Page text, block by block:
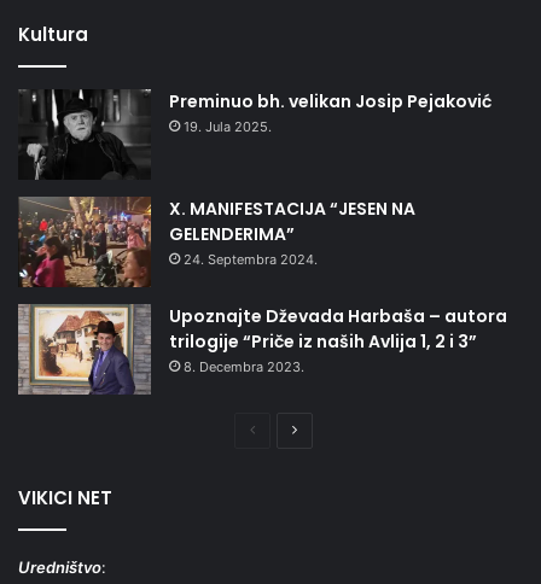
Kultura
Preminuo bh. velikan Josip Pejaković
19. Jula 2025.
X. MANIFESTACIJA “JESEN NA
GELENDERIMA”
24. Septembra 2024.
Upoznajte Dževada Harbaša – autora
trilogije “Priče iz naših Avlija 1, 2 i 3”
8. Decembra 2023.
PrethodnaNaredna
VIKICI NET
Uredništvo: